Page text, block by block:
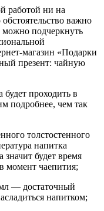
работой ни на
важно
можно подчеркнуть
магазин «Подарки
презент: чайную
проходить в
подробнее, чем так
толстостенного
напитка
значит будет время
момент чаепития;
мл — достаточный
напитком;